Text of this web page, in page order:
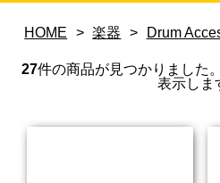
HOME > 楽器 > Drum
27件の商品が見つかりました。
表示しま